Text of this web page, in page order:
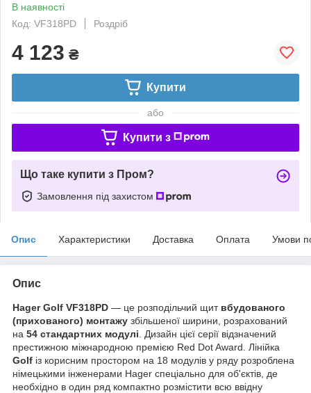
В наявності
Код: VF318PD
Роздріб
4 123 ₴
Купити
або
Купити з
Що таке купити з Пром?
Замовлення під захистом
Опис Характеристики Доставка Оплата Умови
Опис
Hager Golf VF318PD — це розподільчий щит вбудованого
(прихованого) монтажу збільшеної ширини, розрахований
на 54 стандартних модулі . Дизайн цієї серії відзначений
престижною міжнародною премією Red Dot Award. Лінійка
Golf із корисним простором на 18 модулів у ряду розроблена
німецькими інженерами Hager спеціально для об'єктів, де
необхідно в один ряд компактно розмістити всю ввідну